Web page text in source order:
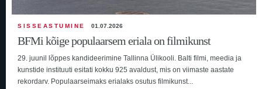
SISSEASTUMINE 01.07.2026
BFMi kõige populaarsem eriala on filmikunst
29. juunil lõppes kandideerimine Tallinna Ülikooli. Balti filmi, meedia ja
kunstide instituuti esitati kokku 925 avaldust, mis on viimaste aastate
rekordarv. Populaarseimaks erialaks osutus filmikunst...